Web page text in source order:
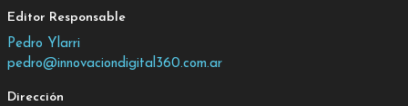
Editor Responsable
Pedro Ylarri
pedro@innovaciondigital360.com.ar
Dirección